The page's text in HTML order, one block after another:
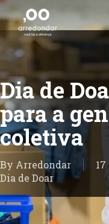
Skip
to
main
content
Dia de
para a
coletiva
By Arredondar
Dia de Doar